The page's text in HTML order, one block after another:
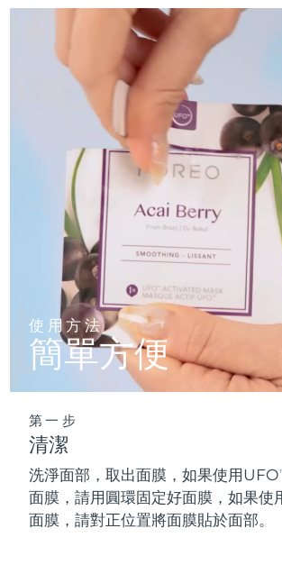
使用方法
簡單方便
第一步
清潔
洗淨面部，取出面膜，如果使用UFO
面膜，請用圓環固定好面膜，如果使
面膜，請對正位置將面膜貼於面部。
預計送
西班牙
預計送
預計送
預計送
土耳其 預計送
阿拉伯聯合大公國 預計送達
英國
美國 預計送
烏茲別克
越南 預計送